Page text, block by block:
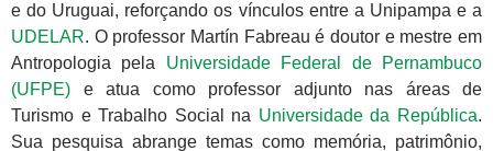
e do Uruguai, reforçando os vínculos entre a Unipampa e a
UDELAR. O professor Martín Fabreau é doutor e mestre em
Antropologia pela Universidade Federal de Pernambuco
(UFPE) e atua como professor adjunto nas áreas de
Turismo e Trabalho Social na Universidade da República.
Sua pesquisa abrange temas como memória, patrimônio,